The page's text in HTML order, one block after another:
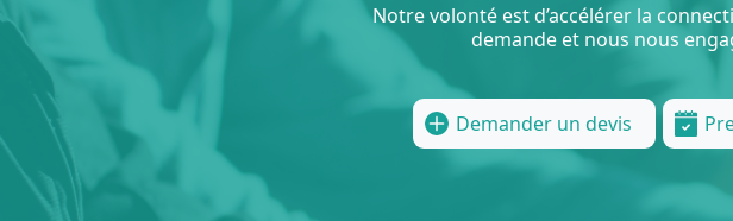
Notre volonté est d’accélérer la
demande et nous nous
Demander un devis